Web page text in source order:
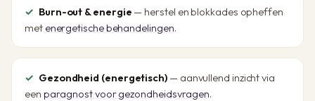
Burn-out & energie — herstel en blokkades opheffen
met energetische behandelingen.
Gezondheid (energetisch) — aanvullend inzicht via
een paragnost voor gezondheidsvragen.